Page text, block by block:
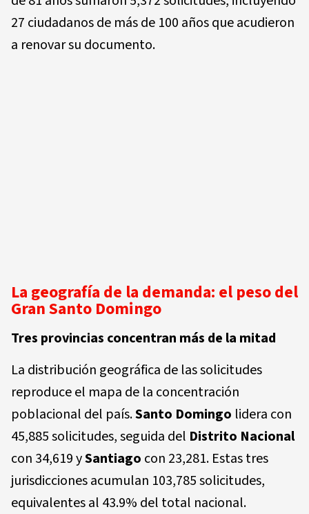
27 ciudadanos de más de 100 años que acudieron
a renovar su documento.
La geografía de la demanda: el peso del
Gran Santo Domingo
Tres provincias concentran más de la mitad
La distribución geográfica de las solicitudes
reproduce el mapa de la concentración
poblacional del país.Santo Domingo lidera con
45,885 solicitudes, seguida del Distrito Nacional
con 34,619 ySantiago con 23,281. Estas tres
jurisdicciones acumulan 103,785 solicitudes,
equivalentes al 43.9% del total nacional.